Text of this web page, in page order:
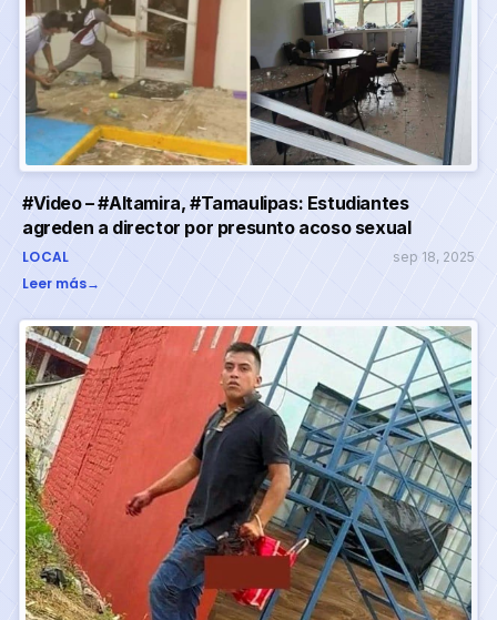
#Video – #Altamira, #Tamaulipas: Estudiantes
agreden a director por presunto acoso sexual
LOCAL sep 18, 2025
Leer más→